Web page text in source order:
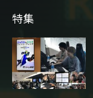
特集